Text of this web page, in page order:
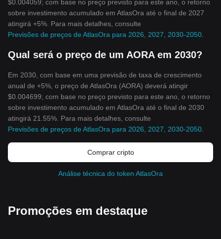
$0.004059; com base no preço previsto para este ano, o retorno
sobre investimento acumulado em AtlasOra até o final de 2027
atingirá +5%. Para mais detalhes, consulte
Previsões de preços de AtlasOra para 2026, 2027, 2030-2050
Qual será o preço de um AORA em 2030?
Em 2030, com base em uma previsão de taxa de crescimento
anual de +5%, o preço de AtlasOra (AORA) deverá atingir
$0.004699; com base no preço previsto para este ano, o retorno
sobre investimento acumulado em AtlasOra até o final de 2030
atingirá 21.55%. Para mais detalhes, consulte
Previsões de preços de AtlasOra para 2026, 2027, 2030-2050
Comprar cripto
Análise técnica do token AtlasOra
Promoções em destaque